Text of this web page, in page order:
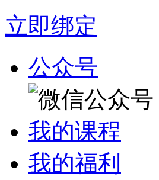
立即绑定
公众号
我的课程
我的福利